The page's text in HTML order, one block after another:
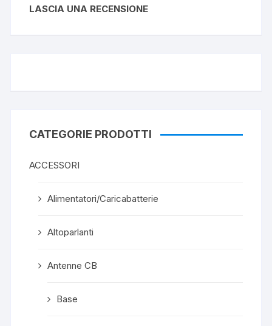
LASCIA UNA RECENSIONE
CATEGORIE PRODOTTI
ACCESSORI
Alimentatori/Caricabatterie
Altoparlanti
Antenne CB
Base